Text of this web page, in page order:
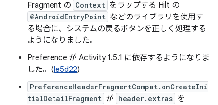
Fragment の Context をラップする Hilt の
@AndroidEntryPoint などのライブラリを使用す
る場合に、システムの戻るボタンを正しく処理する
ようになりました。
Preference が Activity 1.5.1 に依存するようになりま
した。(Ie5d22)
PreferenceHeaderFragmentCompat.onCreateIni
tialDetailFragment が header.extras を